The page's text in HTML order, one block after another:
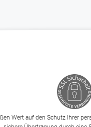
Wert auf den Schutz Ihrer